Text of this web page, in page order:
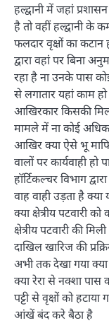
हल्द्वानी में जहां
है तो वहीं हल्द्वानी के
फलदार वृक्षों का
द्वारा वहां पर बिना
रहा है ना उनके पास
से लगातार यहां काम
आखिरकार किसकी
मामले में ना कोई
आखिर क्या ऐसे भू
वालों पर कार्यवाही
हॉर्टिकल्चर विभाग
वाह वाही उड़ता है
क्या क्षेत्रीय पटवारी
क्षेत्रीय पटवारी की
दाखिल खारिज की
अभी तक देखा गया क्या
क्या रेरा से नक्शा पास
पट्टी से वृक्षों को
आंखें बंद करे बैठा है